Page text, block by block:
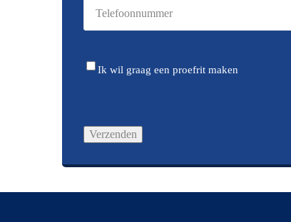
Telefoonnummer
Trade-Ik wil graag een proefrit maken